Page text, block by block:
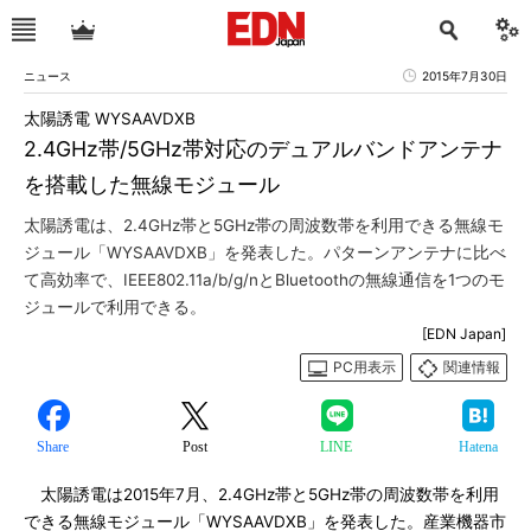
ニュース 2015年7月30日
2.4GHz帯/5GHz帯対応のデュアルバンドアンテナ
を搭載した無線モジュール
太陽誘電 WYSAAVDXB
太陽誘電は、2.4GHz帯と5GHz帯の周波数帯を利用できる無線モ
ジュール「WYSAAVDXB」を発表した。パターンアンテナに比べ
て高効率で、IEEE802.11a/b/g/nとBluetoothの無線通信を1つのモ
ジュールで利用できる。
[EDN Japan]
PC用表示
関連情報
Share Post LINE Hatena
太陽誘電は2015年7月、2.4GHz帯と5GHz帯の周波数帯を利用
できる無線モジュール「WYSAAVDXB」を発表した。産業機器市